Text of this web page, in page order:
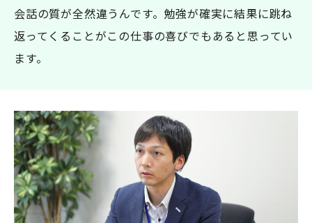
会話の質が全然違うんです。勉強が確実に結果に跳ね
返ってくることがこの仕事の喜びでもあると思ってい
ます。